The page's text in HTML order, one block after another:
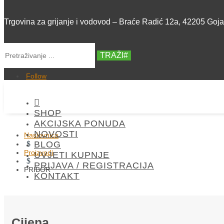
Trgovina za grijanje i vodovod – Braće Radić 12a, 42205
TRAŽI
Follow

SHOP
AKCIJSKA PONUDA
NOVOSTI
BLOG
UVJETI KUPNJE
PRIJAVA / REGISTRACIJA
KONTAKT
Naslovnica
$
Proizvodi
$
PRIBOR